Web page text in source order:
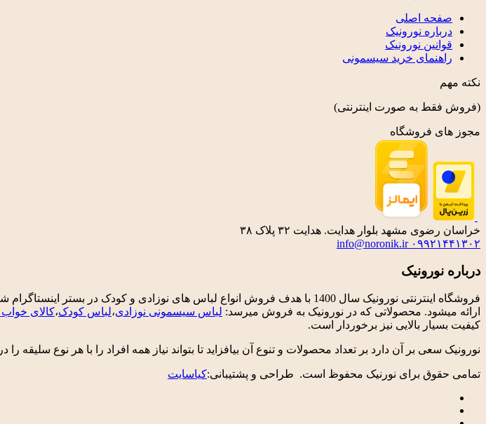
صفحه اصلی
درباره نورونیک
قوانین نورونیک
راهنمای خرید سیسمونی
نکته مهم
(فروش فقط به صورت اینترنتی)
مجوز های فروشگاه
خراسان رضوی مشهد بلوار هدایت. هدایت ۳۲ پلاک ۳۸
۰۹۹۲۱۴۴۱۳۰۲ info@noronik.ir
درباره نورونیک
فروشگاه اینترنتی نورونیک سال 1400 با هدف فروش انواع لباس های نوزادی و
ارائه میشود. محصولاتی که در نورونیک به فروش میرسد: لباس سیسمونی نوزادی،لباس کودک،کالای
کیفیت بسیار بالایی نیز برخوردار است.
نورونیک سعی بر آن دارد بر تعداد محصولات و تنوع آن بیافزاید تا بتواند نیاز همه افراد را با هر نوع سلیقه
تمامی حقوق برای نورنیک محفوظ است. طراحی و پشتیبانی:کیاسایت